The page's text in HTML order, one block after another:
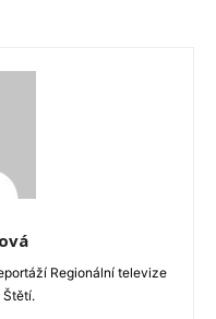
Regionální televize
Štětí.